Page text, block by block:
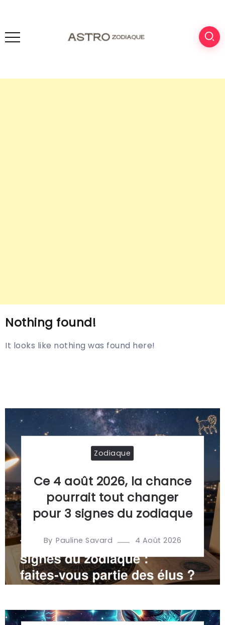
Nothing found!
It looks like nothing was found here!
Zodiaque
Ce 4 août 2026, la chance
pourrait tout changer
pour 3 signes du zodiaque
By Pauline Savard 4 Août 2026